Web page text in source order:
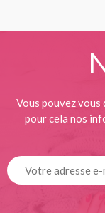
Vous pouvez
pour cela nos